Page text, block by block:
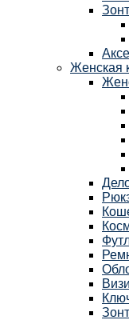
Женская